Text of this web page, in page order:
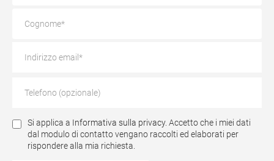
Si applica a Informativa sulla privacy. Accetto che i miei dati
dal modulo di contatto vengano raccolti ed elaborati per
rispondere alla mia richiesta.